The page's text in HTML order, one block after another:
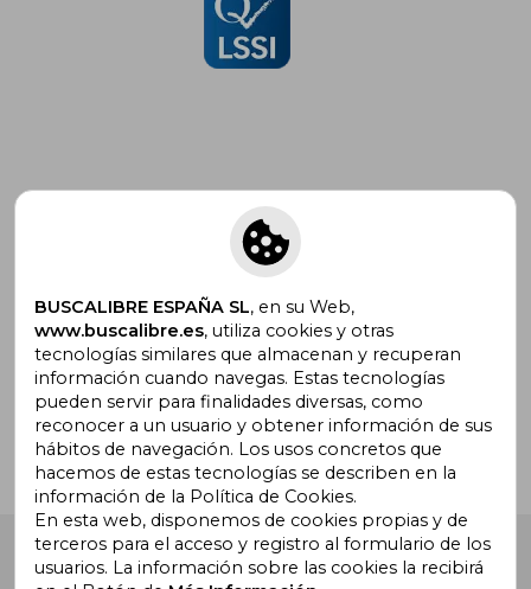
Suscríbete para recibir ofertas y
promociones
¿Necesitas ayuda?
Buscalibre España . Calle Energía, 65, Nave 3 (08940),
Cornellà de Llobregat, Barcelona. Derechos Reservados.
BUSCALIBRE ESPAÑA SL, en su Web,
www.buscalibre.es, utiliza cookies y otras
tecnologías similares que almacenan y recuperan
información cuando navegas. Estas tecnologías
pueden servir para finalidades diversas, como
reconocer a un usuario y obtener información de sus
hábitos de navegación. Los usos concretos que
hacemos de estas tecnologías se describen en la
información de la Política de Cookies.
En esta web, disponemos de cookies propias y de
terceros para el acceso y registro al formulario de los
usuarios. La información sobre las cookies la recibirá